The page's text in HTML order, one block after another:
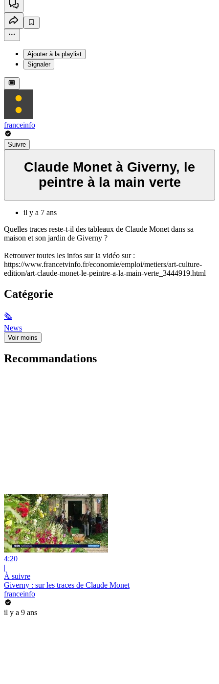
Ajouter à la playlist
Signaler
franceinfo
Suivre
Claude Monet à Giverny, le
peintre à la main verte
il y a 7 ans
Quelles traces reste-t-il des tableaux de Claude Monet dans sa
maison et son jardin de Giverny ?
Retrouver toutes les infos sur la vidéo sur :
https://www.francetvinfo.fr/economie/emploi/metiers/art-culture-
edition/art-claude-monet-le-peintre-a-la-main-verte_3444919.html
Catégorie
🗞
News
Voir moins
Recommandations
4:20
|
À suivre
Giverny : sur les traces de Claude Monet
franceinfo
il y a 9 ans